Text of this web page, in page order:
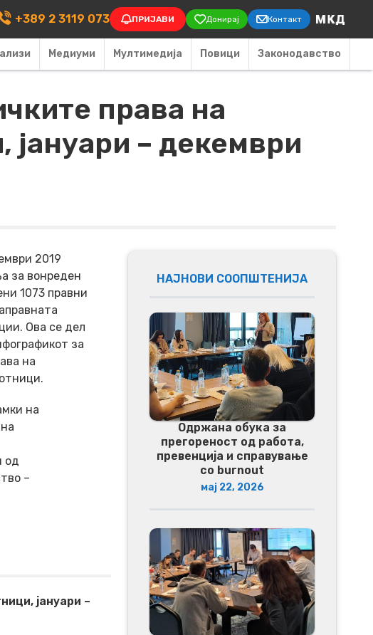
+389 2 3119 073 ПРИЈАВИ Донирај Контакт
Медиуми Мултимедија Повици Законодавство
права на
јануари – декември
2019
за вонреден
1073 правни
Ова се дел
за
на
на
од
–
јануари –
НАЈНОВИ СООПШТЕНИЈА
Одржана обука за
прегореност од работа,
превенција и справување
со burnout
мај 22, 2026